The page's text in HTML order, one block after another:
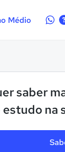
Médio
saber
estudo na